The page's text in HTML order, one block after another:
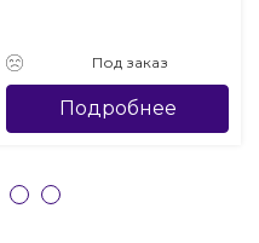
Под заказ
Подробнее